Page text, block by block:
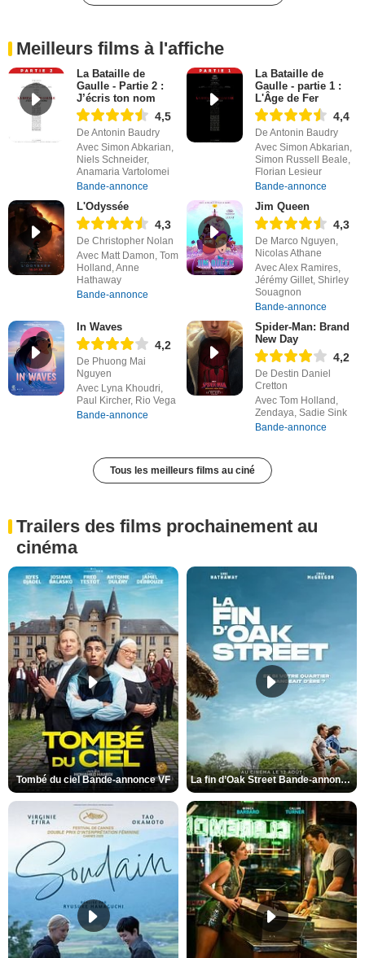
Meilleurs films à l'affiche
La Bataille de
Gaulle - Partie 2 :
J’écris ton nom
4,5
De Antonin Baudry
Avec Simon Abkarian,
Niels Schneider,
Anamaria Vartolomei
Bande-annonce
La Bataille de
Gaulle - partie 1 :
L'Âge de Fer
4,4
De Antonin Baudry
Avec Simon Abkarian,
Simon Russell Beale,
Florian Lesieur
Bande-annonce
L'Odyssée
4,3
De Christopher Nolan
Avec Matt Damon, Tom
Holland, Anne
Hathaway
Bande-annonce
Jim Queen
4,3
De Marco Nguyen,
Nicolas Athane
Avec Alex Ramires,
Jérémy Gillet, Shirley
Souagnon
Bande-annonce
In Waves
4,2
De Phuong Mai
Nguyen
Avec Lyna Khoudri,
Paul Kircher, Rio Vega
Bande-annonce
Spider-Man: Brand
New Day
4,2
De Destin Daniel
Cretton
Avec Tom Holland,
Zendaya, Sadie Sink
Bande-annonce
Tous les meilleurs films au ciné
Trailers des films prochainement au
cinéma
Tombé du ciel Bande-annonce VF La fin d’Oak Street Bande-annonce VO STFR